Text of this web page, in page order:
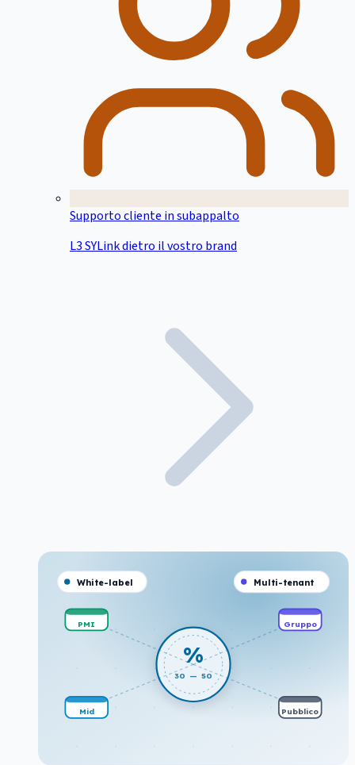
Supporto cliente in subappalto
L3 SYLink dietro il vostro brand
%
30 — 50
PMI
Mid
Gruppo
Pubblico
White-label Multi-tenant